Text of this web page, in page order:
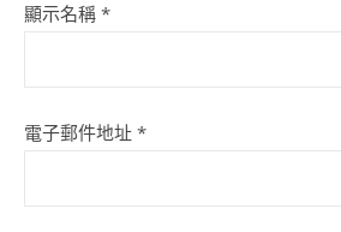
顯示名稱 *
電子郵件地址 *